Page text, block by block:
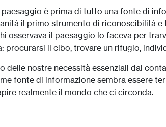
è prima di tutto una fonte di
il primo strumento di riconoscibilità
osservava il paesaggio lo faceva per
procurarsi il cibo, trovare un rifugio,
delle nostre necessità essenziali dal
fonte di informazione sembra essere
realmente il mondo che ci circonda.